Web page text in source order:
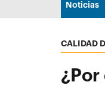
Noticias
CALIDAD